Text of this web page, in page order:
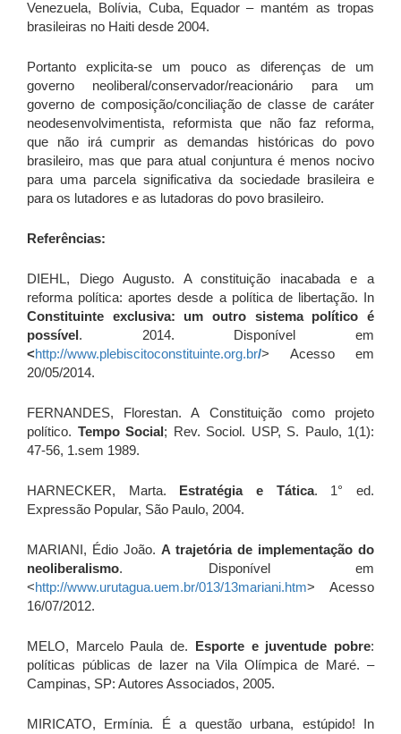
Venezuela, Bolívia, Cuba, Equador – mantém as tropas
brasileiras no Haiti desde 2004.
Portanto explicita-se um pouco as diferenças de um
governo neoliberal/conservador/reacionário para um
governo de composição/conciliação de classe de caráter
neodesenvolvimentista, reformista que não faz reforma,
que não irá cumprir as demandas históricas do povo
brasileiro, mas que para atual conjuntura é menos nocivo
para uma parcela significativa da sociedade brasileira e
para os lutadores e as lutadoras do povo brasileiro.
Referências:
DIEHL, Diego Augusto. A constituição inacabada e a
reforma política: aportes desde a política de libertação. In
Constituinte exclusiva: um outro sistema político é
possível. 2014. Disponível em
<http://www.plebiscitoconstituinte.org.br/> Acesso em
20/05/2014.
FERNANDES, Florestan. A Constituição como projeto
político. Tempo Social; Rev. Sociol. USP, S. Paulo, 1(1):
47-56, 1.sem 1989.
HARNECKER, Marta. Estratégia e Tática. 1° ed.
Expressão Popular, São Paulo, 2004.
MARIANI, Édio João. A trajetória de implementação do
neoliberalismo. Disponível em
<http://www.urutagua.uem.br/013/13mariani.htm> Acesso
16/07/2012.
MELO, Marcelo Paula de. Esporte e juventude pobre:
políticas públicas de lazer na Vila Olímpica de Maré. –
Campinas, SP: Autores Associados, 2005.
MIRICATO, Ermínia. É a questão urbana, estúpido! In